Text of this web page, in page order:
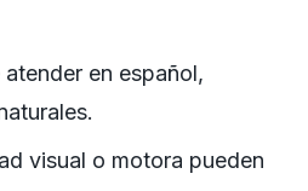
en español,
visual o motora pueden